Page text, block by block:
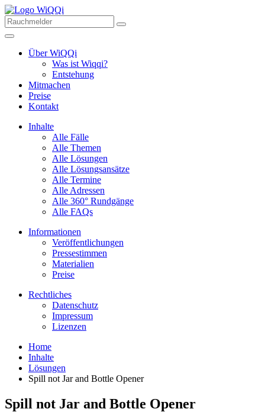
Über WiQQi
Was ist Wiqqi?
Entstehung
Mitmachen
Preise
Kontakt
Inhalte
Alle Fälle
Alle Themen
Alle Lösungen
Alle Lösungsansätze
Alle Termine
Alle Adressen
Alle 360° Rundgänge
Alle FAQs
Informationen
Veröffentlichungen
Pressestimmen
Materialien
Preise
Rechtliches
Datenschutz
Impressum
Lizenzen
Home
Inhalte
Lösungen
Spill not Jar and Bottle Opener
Spill not Jar and Bottle Opener